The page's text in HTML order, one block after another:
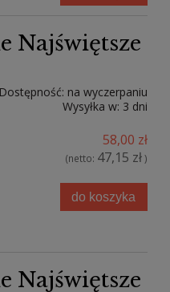
Najświętsze
Dostępność: na wyczerpaniu
Wysyłka w: 3 dni
58,00 zł
(netto: 47,15 zł)
do koszyka
Najświętsze